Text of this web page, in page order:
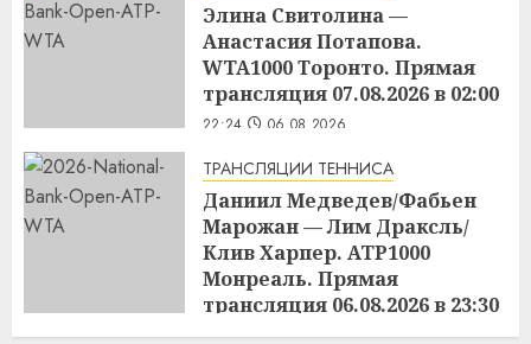
Элина Свитолина —
Анастасия Потапова.
WTA1000 Торонто. Прямая
трансляция 07.08.2026 в 02:00
22:24 06.08.2026
ТРАНСЛЯЦИИ ТЕННИСА
Даниил Медведев/Фабьен
Марожан — Лим Драксль/
Клив Харпер. ATP1000
Монреаль. Прямая
трансляция 06.08.2026 в 23:30
22:23 06.08.2026